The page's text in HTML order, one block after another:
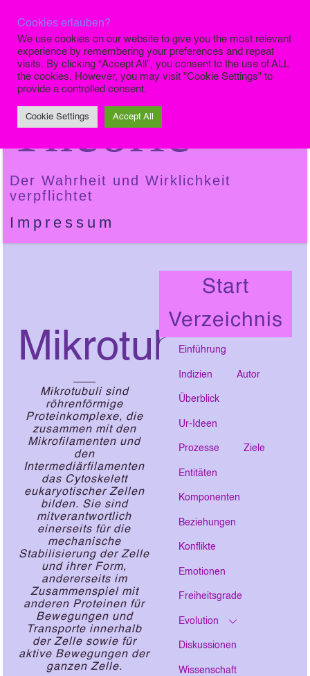
Die Finale
Theorie
Der Wahrheit und Wirklichkeit
verpflichtet
Impressum
Mikrotubuli
Mikrotubuli sind
röhrenförmige
Proteinkomplexe, die
zusammen mit den
Mikrofilamenten und
den
Intermediärfilamenten
das Cytoskelett
eukaryotischer Zellen
bilden. Sie sind
mitverantwortlich
einerseits für die
mechanische
Stabilisierung der Zelle
und ihrer Form,
andererseits im
Zusammenspiel mit
anderen Proteinen für
Bewegungen und
Transporte innerhalb
der Zelle sowie für
aktive Bewegungen der
ganzen Zelle.
Start
Verzeichnis
Einführung
Indizien Autor
Überblick
Ur-Ideen
Prozesse Ziele
Entitäten
Komponenten
Beziehungen
Konflikte
Emotionen
Freiheitsgrade
Evolution
Diskussionen
Wissenschaft
Cookies erlauben?
We use cookies on our website to give you the most relevant
experience by remembering your preferences and repeat
visits. By clicking “Accept All”, you consent to the use of ALL
the cookies. However, you may visit "Cookie Settings" to
provide a controlled consent.
Cookie Settings Accept All